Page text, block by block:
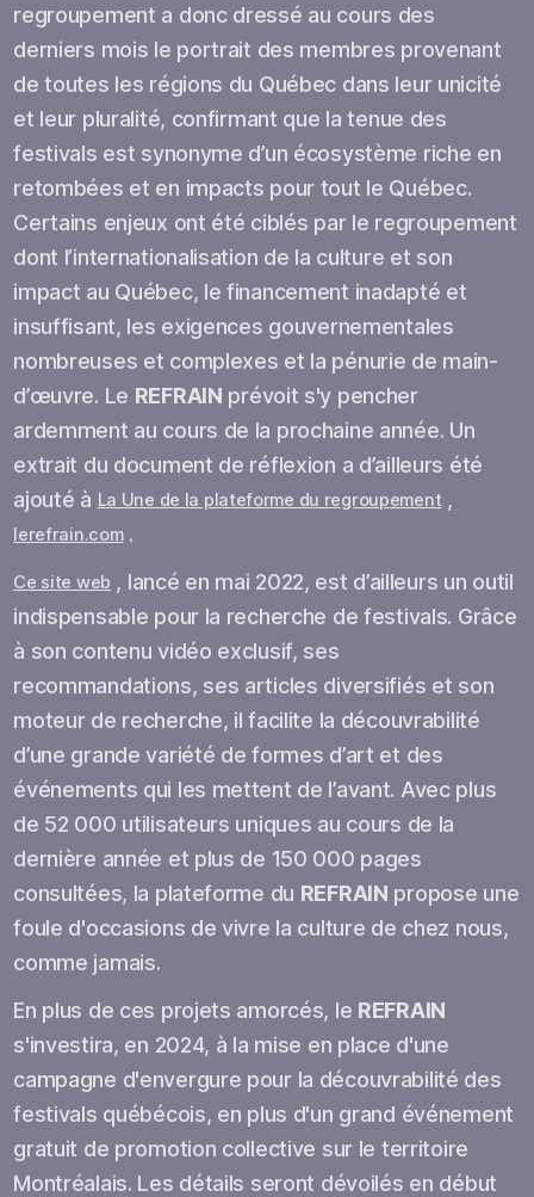
regroupement a donc dressé au cours des
derniers mois le portrait des membres provenant
de toutes les régions du Québec dans leur unicité
et leur pluralité, confirmant que la tenue des
festivals est synonyme d’un écosystème riche en
retombées et en impacts pour tout le Québec.
Certains enjeux ont été ciblés par le regroupement
dont l’internationalisation de la culture et son
impact au Québec, le financement inadapté et
insuffisant, les exigences gouvernementales
nombreuses et complexes et la pénurie de main-
d’œuvre. Le REFRAIN prévoit s'y pencher
ardemment au cours de la prochaine année. Un
extrait du document de réflexion a d’ailleurs été
ajouté à La Une de la plateforme du regroupement ,
lerefrain.com .
Ce site web , lancé en mai 2022, est d’ailleurs un outil
indispensable pour la recherche de festivals. Grâce
à son contenu vidéo exclusif, ses
recommandations, ses articles diversifiés et son
moteur de recherche, il facilite la découvrabilité
d’une grande variété de formes d’art et des
événements qui les mettent de l’avant. Avec plus
de 52 000 utilisateurs uniques au cours de la
dernière année et plus de 150 000 pages
consultées, la plateforme du REFRAIN propose une
foule d'occasions de vivre la culture de chez nous,
comme jamais.
En plus de ces projets amorcés, le REFRAIN
s'investira, en 2024, à la mise en place d'une
campagne d'envergure pour la découvrabilité des
festivals québécois, en plus d'un grand événement
gratuit de promotion collective sur le territoire
Montréalais. Les détails seront dévoilés en début